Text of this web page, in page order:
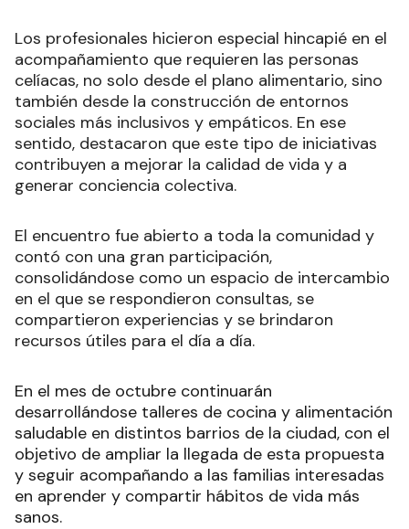
Los profesionales hicieron especial hincapié en el
acompañamiento que requieren las personas
celíacas, no solo desde el plano alimentario, sino
también desde la construcción de entornos
sociales más inclusivos y empáticos. En ese
sentido, destacaron que este tipo de iniciativas
contribuyen a mejorar la calidad de vida y a
generar conciencia colectiva.
El encuentro fue abierto a toda la comunidad y
contó con una gran participación,
consolidándose como un espacio de intercambio
en el que se respondieron consultas, se
compartieron experiencias y se brindaron
recursos útiles para el día a día.
En el mes de octubre continuarán
desarrollándose talleres de cocina y alimentación
saludable en distintos barrios de la ciudad, con el
objetivo de ampliar la llegada de esta propuesta
y seguir acompañando a las familias interesadas
en aprender y compartir hábitos de vida más
sanos.